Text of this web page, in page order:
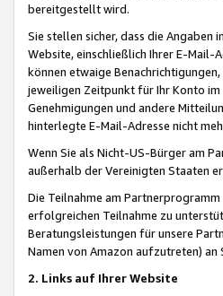
bereitgestellt wird.
Sie stellen sicher, dass die
Website, einschließlich Ihrer E-Mail-
können etwaige
jeweiligen Zeitpunkt für Ihr Konto im
Genehmigungen und andere
hinterlegte E-Mail-Adresse nicht
Wenn Sie als Nicht-US-Bürger am
außerhalb der Vereinigten Staaten
Die Teilnahme am
erfolgreichen Teilnahme zu
Beratungsleistungen für unsere
Namen von Amazon aufzutreten)
2. Links auf Ihrer Website